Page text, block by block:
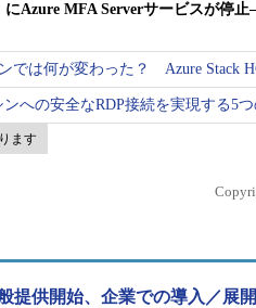
にAzure MFA Serverサービスが
では何が変わった？ Azure Stack
ンへの安全なRDP接続を実現する5
ます
提供開始、企業での導入／展